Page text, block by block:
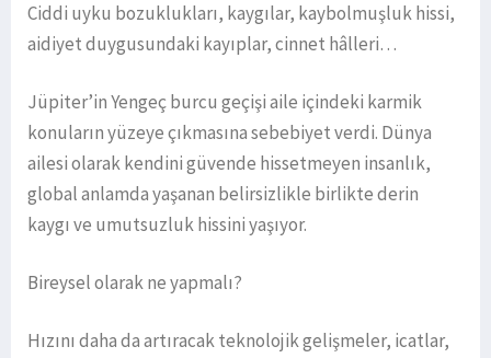
Ciddi uyku bozuklukları, kaygılar, kaybolmuşluk hissi,
aidiyet duygusundaki kayıplar, cinnet hâlleri…
Jüpiter’in Yengeç burcu geçişi aile içindeki karmik
konuların yüzeye çıkmasına sebebiyet verdi. Dünya
ailesi olarak kendini güvende hissetmeyen insanlık,
global anlamda yaşanan belirsizlikle birlikte derin
kaygı ve umutsuzluk hissini yaşıyor.
Bireysel olarak ne yapmalı?
Hızını daha da artıracak teknolojik gelişmeler, icatlar,